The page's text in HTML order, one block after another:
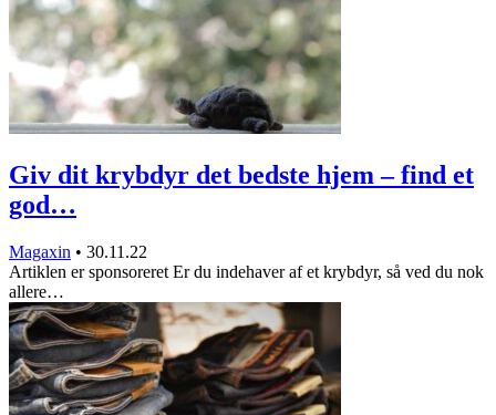
Giv dit krybdyr det bedste hjem – find et
god…
Magaxin • 30.11.22
Artiklen er sponsoreret Er du indehaver af et krybdyr, så ved du nok
allere…